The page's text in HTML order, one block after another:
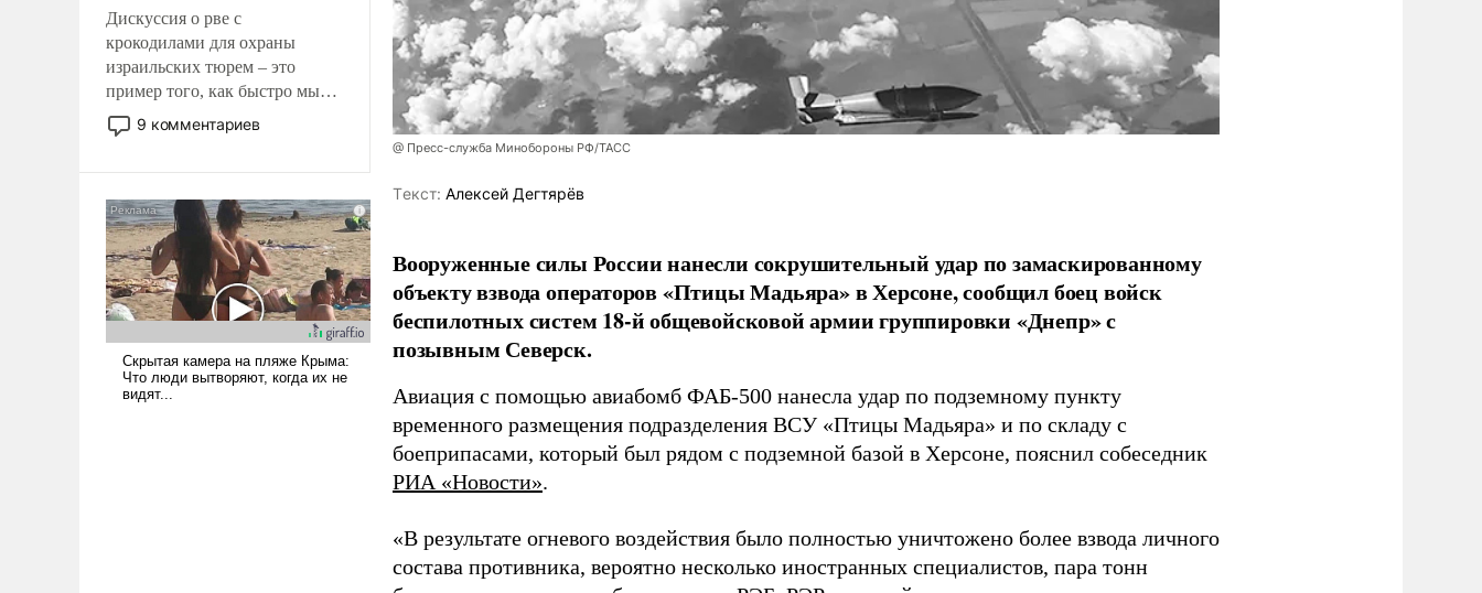
Дискуссия о рве с
крокодилами для охраны
израильских тюрем – это
пример того, как быстро мы
двигаемся по пути
революционных изменений.
псевдонаучной фантастики,
стало всерьез обсуждаемой
идеей.
9 комментариев
@ Пресс-служба Минобороны РФ/ТАСС
Tекст: Алексей Дегтярёв
Вооруженные силы России нанесли сокрушительный удар по замаскированному
объекту взвода операторов «Птицы Мадьяра» в Херсоне, сообщил боец войск
беспилотных систем 18-й общевойсковой армии группировки «Днепр» с
позывным Северск.
Авиация с помощью авиабомб ФАБ-500 нанесла удар по подземному пункту
временного размещения подразделения ВСУ «Птицы Мадьяра» и по складу с
боеприпасами, который был рядом с подземной базой в Херсоне, пояснил собеседник
РИА «Новости».
«В результате огневого воздействия было полностью уничтожено более взвода личного
состава противника, вероятно несколько иностранных специалистов, пара тонн